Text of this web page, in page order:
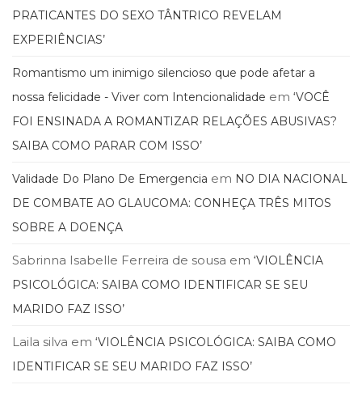
Jornalismo
(57)
(66)
Literatura
(11)
Literatura,
Ensaios
(69)
de
referência
PNL
(Programação
(41)
Psicodrama
PRATICANTES DO SEXO TÂNTRICO REVELAM
EXPERIÊNCIAS’
Romantismo um inimigo silencioso que pode afetar a
nossa felicidade - Viver com Intencionalidade em ‘VOCÊ
FOI ENSINADA A ROMANTIZAR RELAÇÕES ABUSIVAS?
SAIBA COMO PARAR COM ISSO’
Validade Do Plano De Emergencia em NO DIA NACIONAL
DE COMBATE AO GLAUCOMA: CONHEÇA TRÊS MITOS
SOBRE A DOENÇA
Sabrinna Isabelle Ferreira de sousa em ‘VIOLÊNCIA
PSICOLÓGICA: SAIBA COMO IDENTIFICAR SE SEU
MARIDO FAZ ISSO’
Laila silva em ‘VIOLÊNCIA PSICOLÓGICA: SAIBA COMO
IDENTIFICAR SE SEU MARIDO FAZ ISSO’